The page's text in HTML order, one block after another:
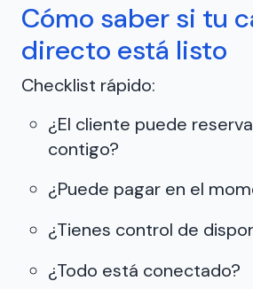
Cómo saber si tu
directo está listo
Checklist rápido:
¿El cliente puede
contigo?
¿Puede pagar en el
¿Tienes control de
¿Todo está conectado?